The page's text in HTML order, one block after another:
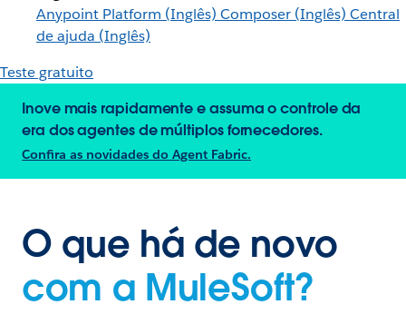
Anypoint Platform (Inglês) Composer (Inglês) Central
de ajuda (Inglês)
Teste gratuito
Inove mais rapidamente e assuma o controle da
era dos agentes de múltiplos fornecedores.
Confira as novidades do Agent Fabric.
O que há de novo
com a MuleSoft?